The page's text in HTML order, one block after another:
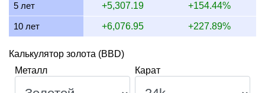
5 лет +5,307.19 +154.44%
10 лет +6,076.95 +227.89%
Калькулятор золота (BBD)
Металл
Карат